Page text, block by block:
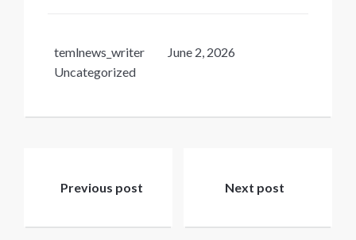
temlnews_writer
June 2, 2026
Uncategorized
navigation
Previous post Next post